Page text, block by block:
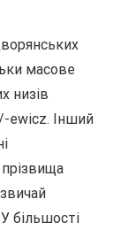
масове
низів
ewicz. Інший
більшості